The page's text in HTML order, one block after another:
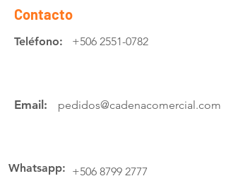
Contacto
Teléfono: +506 2551-0782
Email: pedidos@cadenacomercial.com
Whatsapp: +506 8799 2777